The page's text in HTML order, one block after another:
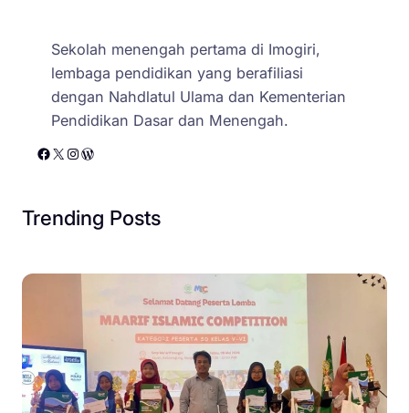
Sekolah menengah pertama di Imogiri,
lembaga pendidikan yang berafiliasi
dengan Nahdlatul Ulama dan Kementerian
Pendidikan Dasar dan Menengah.
Facebook X Instagram WordPress
Trending Posts